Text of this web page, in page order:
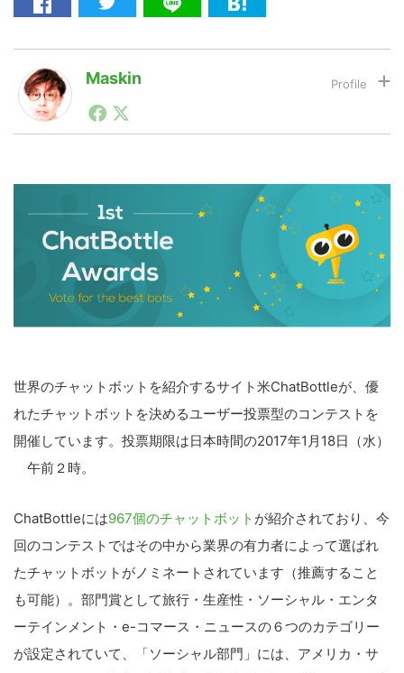
Maskin
1990年代初頭から記者としてまた起業家としてITスタ
ートアップ業界のハードウェアからソフトウェアの事業
生から普及成長までを最前線で見てきた生き字引として
注目される。通信キャリアのニュースポータルの創業デ
スクとして数億PV事業に。世界最大IT系メディア（ス
ペイン）の元日本編集長、World Innovation Lab(WiL)
などを経て、現在、スタートアップ支援側の取り組みに
注力中。
世界のチャットボットを紹介するサイト米ChatBottleが、優
れたチャットボットを決めるユーザー投票型のコンテストを
開催しています。投票期限は日本時間の2017年1月18日（水）
午前２時。
ChatBottleには967個のチャットボット が紹介されており、今
回のコンテストではその中から業界の有力者によって選ばれ
たチャットボットがノミネートされています（推薦すること
も可能）。部門賞として旅行・生産性・ソーシャル・エンタ
ーテインメント・e-コマース・ニュースの６つのカテゴリー
が設定されていて、「ソーシャル部門」には、アメリカ・サ
暗号資産
VR/AR
LINE
特集
Block Data Bank